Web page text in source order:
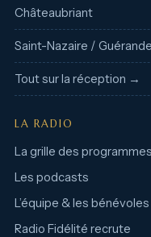
Châteaubriant
Saint-Nazaire / Guérande
Tout sur la réception →
LA RADIO
La grille des programmes
Les podcasts
L’équipe & les bénévoles
Radio Fidélité recrute